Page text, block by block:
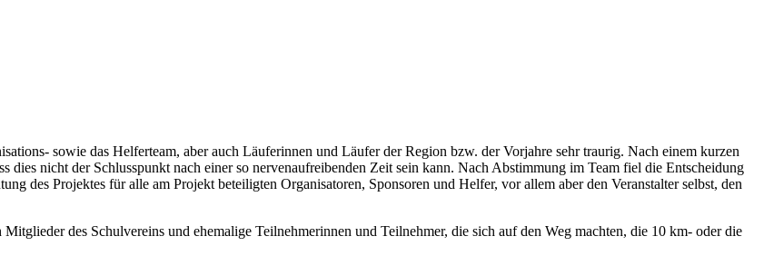
sowie das Helferteam, aber auch Läuferinnen und Läufer der Region bzw. der Vorjahre sehr traurig. Nach einem kurzen
dies nicht der Schlusspunkt nach einer so nervenaufreibenden Zeit sein kann. Nach Abstimmung im Team fiel die Entscheidung
des Projektes für alle am Projekt beteiligten Organisatoren, Sponsoren und Helfer, vor allem aber den Veranstalter selbst, den
des Schulvereins und ehemalige Teilnehmerinnen und Teilnehmer, die sich auf den Weg machten, die 10 km- oder die